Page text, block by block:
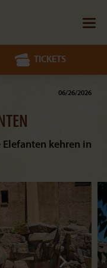
TICKETS
06/26/2026
kehren in